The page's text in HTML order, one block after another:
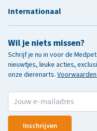
Wil je niets missen?
Schrijf je nu in voor de
nieuwtjes, leuke acties,
onze dierenarts.
Inschrijven
Internationaal